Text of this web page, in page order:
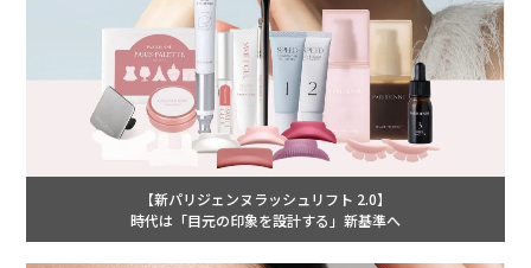
【新パリジェンヌラッシュリフト 2.0】
時代は「目元の印象を設計する」新基準へ